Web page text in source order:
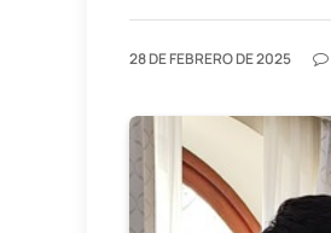
28 DE FEBRERO DE 2025